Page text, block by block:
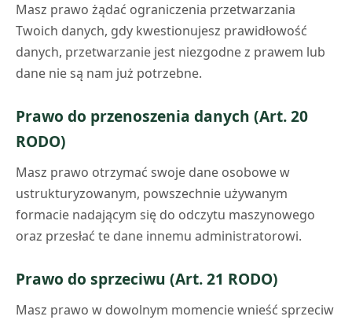
Masz prawo żądać ograniczenia przetwarzania
Twoich danych, gdy kwestionujesz prawidłowość
danych, przetwarzanie jest niezgodne z prawem lub
dane nie są nam już potrzebne.
Prawo do przenoszenia danych (Art. 20
RODO)
Masz prawo otrzymać swoje dane osobowe w
ustrukturyzowanym, powszechnie używanym
formacie nadającym się do odczytu maszynowego
oraz przesłać te dane innemu administratorowi.
Prawo do sprzeciwu (Art. 21 RODO)
Masz prawo w dowolnym momencie wnieść sprzeciw